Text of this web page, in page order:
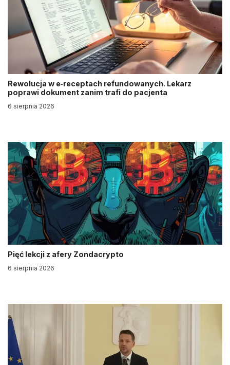
Rewolucja w e‑receptach refundowanych. Lekarz
poprawi dokument zanim trafi do pacjenta
6 sierpnia 2026
Pięć lekcji z afery Zondacrypto
6 sierpnia 2026